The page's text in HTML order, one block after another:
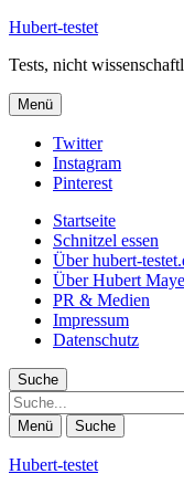
Hubert-testet
Tests, nicht
Menü
Twitter
Instagram
Pinterest
Startseite
Schnitzel essen
Über hubert-
Über Hubert
PR & Medien
Impressum
Datenschutz
Suche
Suche
Menü Suche
Hubert-testet